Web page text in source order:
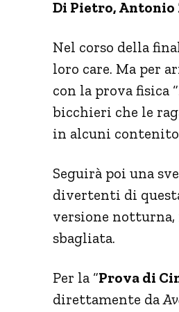
Di Pietro, Antonio
Nel corso della
loro care. Ma per
con la prova fisica “
bicchieri che le
in alcuni
Seguirà poi una
divertenti di
versione notturna,
sbagliata.
Per la “Prova di
direttamente da